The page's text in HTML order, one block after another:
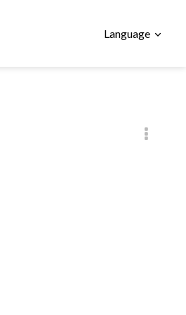
Language